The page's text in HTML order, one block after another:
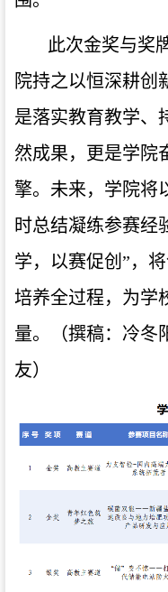
此次金奖与奖
院持之以恒深耕创
是落实教育教学、
然成果，更是学院
擎。未来，学院将
时总结凝练参赛经
学，以赛促创”，
培养全过程，为学
量。
（撰稿： 冷冬
友）